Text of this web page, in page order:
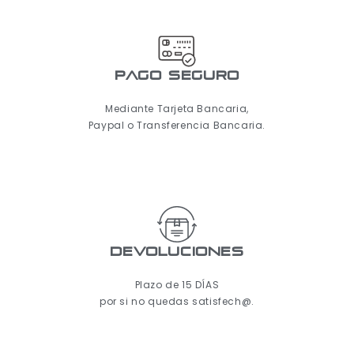
pago seguro
Mediante Tarjeta Bancaria,
Paypal o Transferencia Bancaria.
Devoluciones
Plazo de 15 DÍAS
por si no quedas satisfech@.